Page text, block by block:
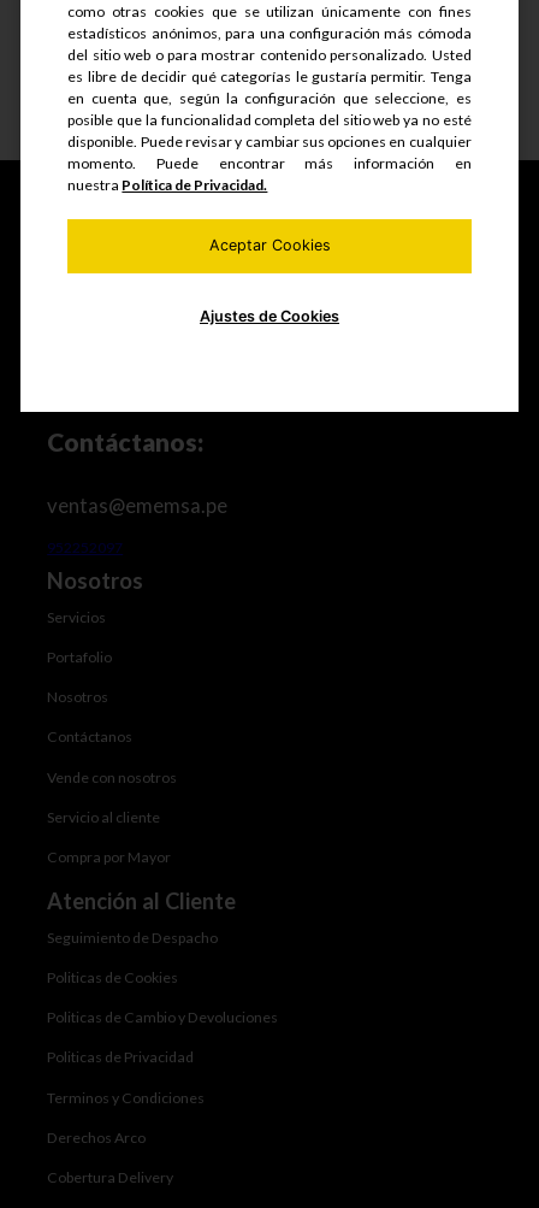
Ver detalle
especializada y mucho más.
Contáctanos:
ventas@ememsa.pe
952252097
Nosotros
Servicios
Portafolio
Nosotros
Contáctanos
Vende con nosotros
Servicio al cliente
Compra por Mayor
Atención al Cliente
Seguimiento de Despacho
Politicas de Cookies
Politicas de Cambio y Devoluciones
Politicas de Privacidad
Terminos y Condiciones
Derechos Arco
Cobertura Delivery
como otras cookies que se utilizan únicamente con fines
estadísticos anónimos, para una configuración más cómoda
del sitio web o para mostrar contenido personalizado. Usted
es libre de decidir qué categorías le gustaría permitir. Tenga
en cuenta que, según la configuración que seleccione, es
posible que la funcionalidad completa del sitio web ya no esté
disponible. Puede revisar y cambiar sus opciones en cualquier
momento. Puede encontrar más información en
nuestra Política de Privacidad.
Aceptar Cookies
Ajustes de Cookies